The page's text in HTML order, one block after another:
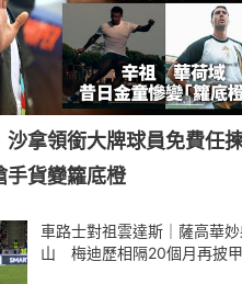
沙拿領銜大牌球員免費任
手貨變籮底橙
車路士對祖雲達斯｜薩高華
山 梅迪歷相隔20個月再披甲